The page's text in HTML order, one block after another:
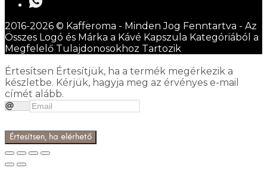
2016-2026 © Kafferoma - Minden Jog Fenntartva - Az
Összes Logó és Márka a Kávé Kapszula Kategóriából a
Megfelelő Tulajdonosokhoz Tartozik
Értesítsen Értesítjük, ha a termék megérkezik a
készletbe. Kérjük, hagyja meg az érvényes e-mail
címét alább.
Értesítsen, ha elérhető